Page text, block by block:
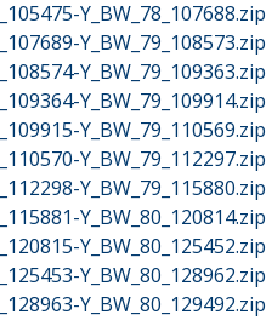
Y_BW_78_107688.zip
Y_BW_79_108573.zip
Y_BW_79_109363.zip
Y_BW_79_109914.zip
Y_BW_79_110569.zip
Y_BW_79_112297.zip
Y_BW_79_115880.zip
Y_BW_80_120814.zip
Y_BW_80_125452.zip
Y_BW_80_128962.zip
Y_BW_80_129492.zip